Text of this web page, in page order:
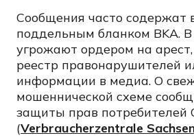
Сообщения часто содержат
поддельным бланком BKA.
угрожают ордером на
реестр правонарушителей
информации в медиа. О
мошеннической схеме
защиты прав потребителей
(Verbraucherzentrale